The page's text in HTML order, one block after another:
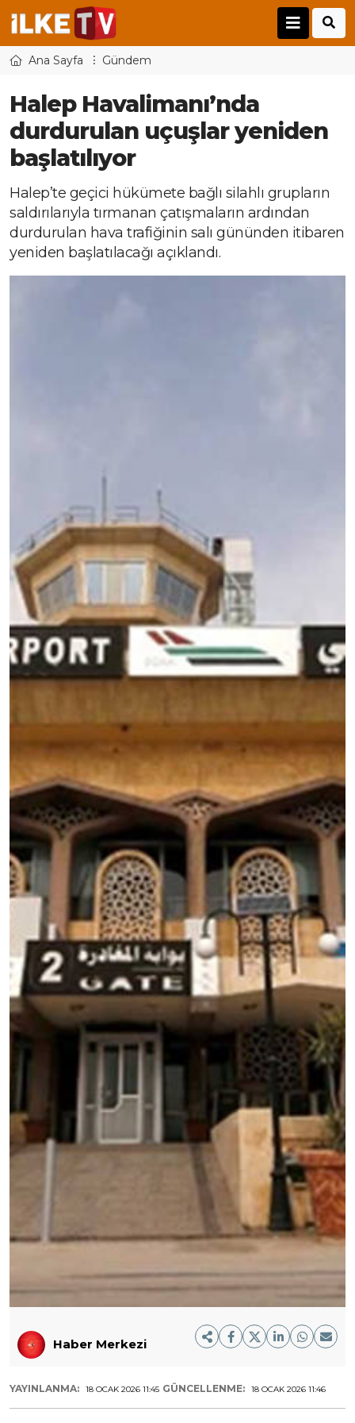
Ana Sayfa Gündem
Halep Havalimanı’nda
durdurulan uçuşlar yeniden
başlatılıyor
Halep’te geçici hükümete bağlı silahlı grupların
saldırılarıyla tırmanan çatışmaların ardından
durdurulan hava trafiğinin salı gününden itibaren
yeniden başlatılacağı açıklandı.
Haber Merkezi
YAYINLANMA: 18 OCAK 2026 11:45 GÜNCELLENME: 18 OCAK 2026 11:46